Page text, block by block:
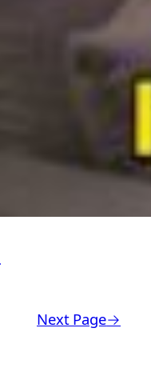
Next Page→